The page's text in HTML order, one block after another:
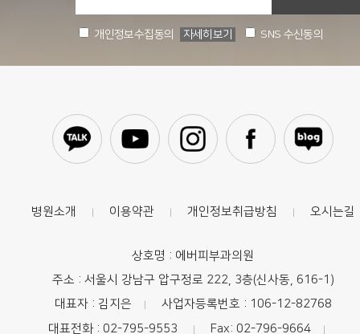
개인정보수집동의 자세히보기 SNS 수신동의
병원소개 | 이용약관 | 개인정보취급방침 | 오시는길
상호명 : 에버피부과의원
주소 : 서울시 강남구 압구정로 222, 3층(신사동, 616-1)
대표자 : 김지은
|
사업자등록번호 : 106-12-82768
대표전화 : 02-795-9553
| Fax: 02-796-9664 |